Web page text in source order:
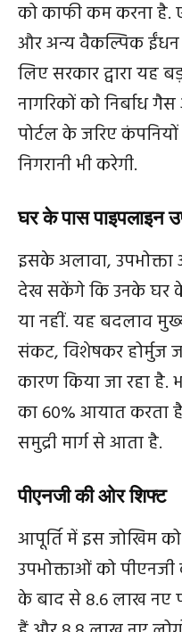
को काफी कम करना है.
और अन्य वैकल्पिक
लिए सरकार द्वारा यह
नागरिकों को निर्बाध
पोर्टल के जरिए
निगरानी भी करेगी.
घर के पास पाइपलाइन
इसके अलावा,
देख सकेंगे कि उनके घर
या नहीं. यह बदलाव
संकट, विशेषकर
कारण किया जा रहा है.
का 60% आयात करता
समुद्री मार्ग से आता है.
पीएनजी की ओर शिफ्ट
आपूर्ति में इस जोखिम
उपभोक्ताओं को पीएनजी
के बाद से 8.6 लाख नए